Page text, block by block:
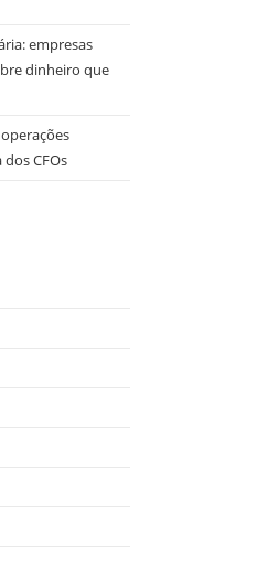
empresas
dinheiro que
CFOs